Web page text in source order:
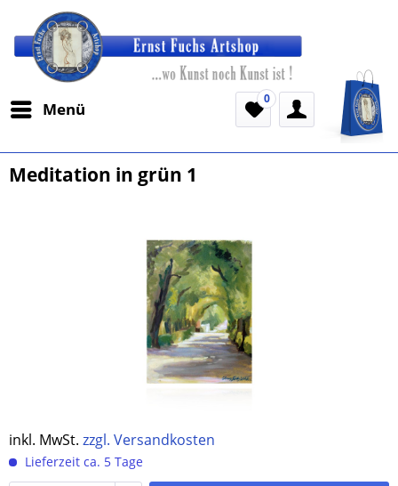
Menü
0
Meditation in grün 1
inkl. MwSt. zzgl. Versandkosten
Lieferzeit ca. 5 Tage